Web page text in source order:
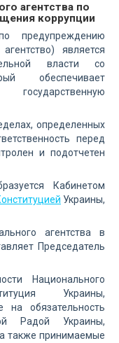
агентства по
коррупции
предупреждению
является
власти со
обеспечивает
определенных
перед
и подотчетен
Кабинетом
Украины,
агентства в
Председатель
Национального
Украины,
на обязательность
Радой Украины,
также принимаемые